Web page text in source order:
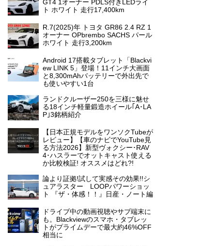
GT4 1オーナー PDLS付きLEDライ
ト ホワイト 走行17,400km
R.7(2025)年 トヨタ GR86 2.4 RZ 1
オーナー OPbrembo SACHS パール
ホワイト 走行3,200km
Android 17搭載タブレット「Blackvi
ew LINK 5」登場！11インチ大画面
と8,300mAhバッテリーで外出先で
も使いやすい1台
ランドクルーザー250を三様に魅せ
る18インチ軽量鍛造ホイール｢A･LA
P｣3銘柄紹介
【日本正規モデルをワンソクTubeが
レビュー】【車のナビでYouTube見
る方法2026】新型ヴォクシー･RAV
4･ハスラーでオットキャスト使える
か比較検証! オススメはどれ?!
論より証拠!試して実感その効果!!シ
ュアラスター LOOPパワーショッ
ト 『ザ・体感！！』日産・ノート編
ドライブ中の動画視聴やサブ端末に
も。Blackviewのスマホ・タブレッ
トがプライムデーで最大約46%OFF
相当に